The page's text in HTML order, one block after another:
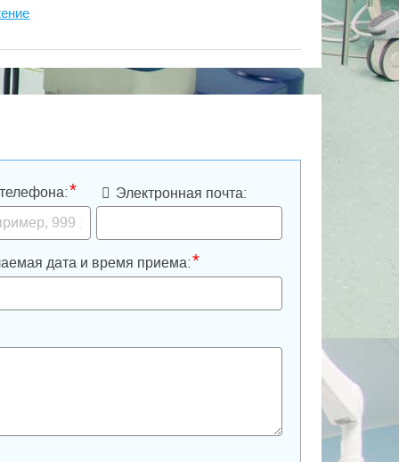
* Электронная почта:
дата и время приема:*